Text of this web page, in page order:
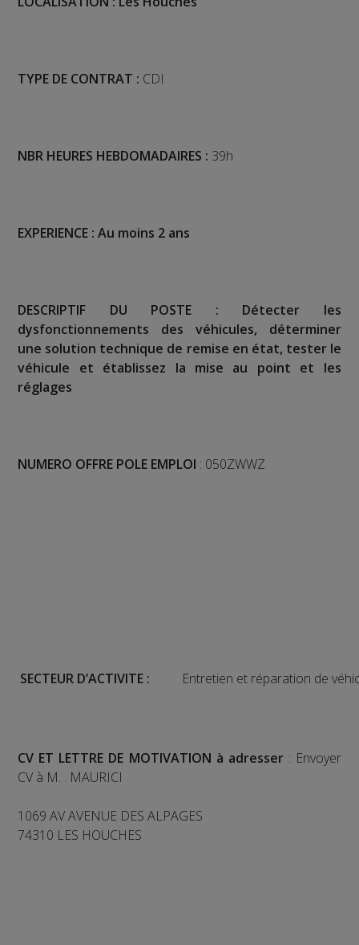
TYPE DE CONTRAT : CDI
NBR HEURES HEBDOMADAIRES : 39h
EXPERIENCE : Au moins 2 ans
DESCRIPTIF DU POSTE : Détecter les
dysfonctionnements des véhicules, déterminer
une solution technique de remise en état, tester le
véhicule et établissez la mise au point et les
réglages
NUMERO OFFRE POLE EMPLOI : 050ZWWZ
SECTEUR D’ACTIVITE : Entretien et réparation de
CV ET LETTRE DE MOTIVATION à adresser: Envoyer
CV à M. . MAURICI
1069 AV AVENUE DES ALPAGES
74310 LES HOUCHES